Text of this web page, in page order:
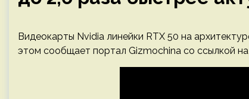
Видеокарты Nvidia линейки RTX 50 на
этом сообщает портал Gizmochina со ссылкой на